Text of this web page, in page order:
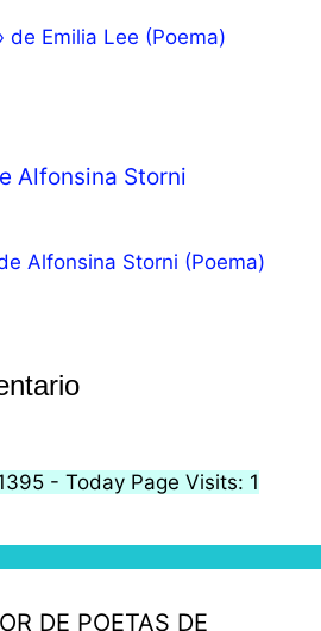
Alfonsina Storni
- Today Page Visits: 1
DE POETAS DE